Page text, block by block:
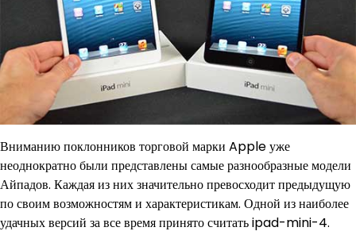
Вниманию поклонников торговой марки Apple уже
неоднократно были представлены самые разнообразные модели
Айпадов. Каждая из них значительно превосходит предыдущую
по своим возможностям и характеристикам. Одной из наиболее
удачных версий за все время принято считать ipad-mini-4.